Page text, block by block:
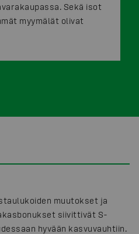
Sekä isot
myymälät olivat
muutokset ja
siivittivät S-
hyvään kasvuvauhtiin.